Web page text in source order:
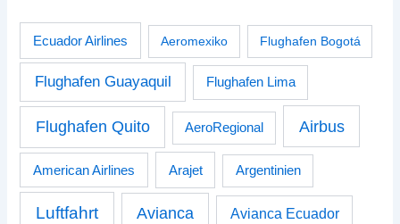
Ecuador Airlines Aeromexiko Flughafen Bogotá
Flughafen Guayaquil Flughafen Lima
Flughafen Quito AeroRegional Airbus
American Airlines Arajet Argentinien
Luftfahrt Avianca Avianca Ecuador